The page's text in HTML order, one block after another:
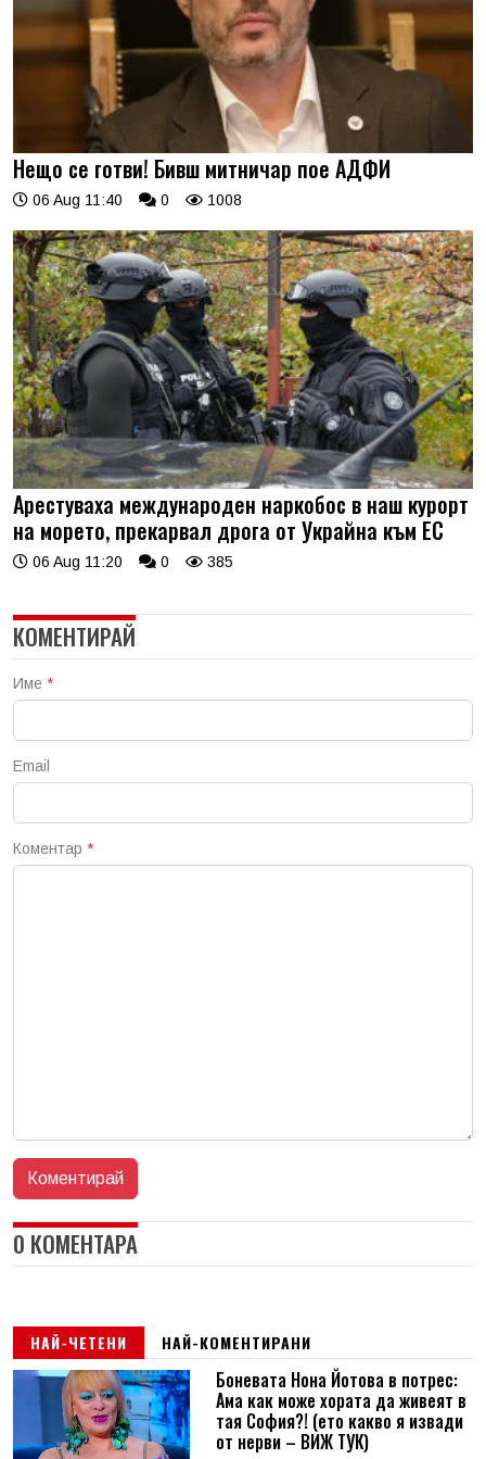
Нещо се готви! Бивш митничар пое АДФИ
06 Aug 11:40 0 1008
Арестуваха международен наркобос в наш курорт
на морето, прекарвал дрога от Украйна към ЕС
06 Aug 11:20 0 385
КОМЕНТИРАЙ
Име *
Email
Коментар *
0 КОМЕНТАРА
НАЙ-ЧЕТЕНИ НАЙ-КОМЕНТИРАНИ
Боневата Нона Йотова в потрес:
Ама как може хората да живеят в
тая София?! (ето какво я извади
от нерви – ВИЖ ТУК)